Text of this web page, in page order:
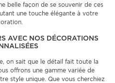
belle façon de se souvenir de ces
une touche élégante à votre
AVEC NOS DÉCORATIONS
on sait que le détail fait toute la
offrons une gamme variée de
style unique. Que vous cherchiez